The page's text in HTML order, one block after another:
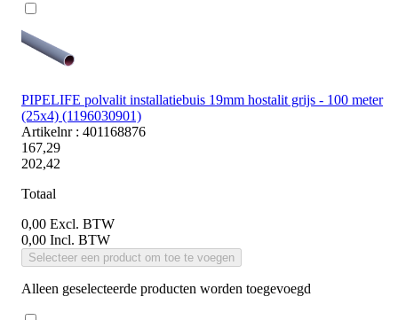
PIPELIFE polvalit installatiebuis 19mm hostalit grijs - 100 meter
(25x4) (1196030901)
Artikelnr : 401168876
167,29
202,42
Totaal
0,00 Excl. BTW
0,00 Incl. BTW
Selecteer een product om toe te voegen
Alleen geselecteerde producten worden toegevoegd